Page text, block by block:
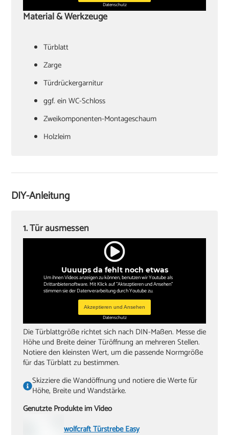
Datenschutz
Material & Werkzeuge
Türblatt
‏Zarge
Türdrückergarnitur
‏ggf. ein WC-Schloss
Zweikomponenten-Montageschaum
‏Holzleim
Papierschablone für Türdrückermontage
‏Kreuzschlitzschraubendreher
‏Wasserwaagen (60 cm, 180 cm)
‏Zollstock
‏Akkuschrauber oder Bohrmaschine
‏Inbusschlüssel, Größe 4
DIY-Anleitung
Uuuups da fehlt noch etwas
Um ihnen Videos anzeigen zu können, benutzen wir Youtube als
Drittanbietersoftware. Mit Klick auf "Aktezptieren und Ansehen"
stimmen sie der Datenverarbeitung durch Youtube zu.
Akzeptieren und Ansehen
Datenschutz
1. Tür ausmessen
Die Türblattgröße richtet sich nach DIN-Maßen. Messe die
Höhe und Breite deiner Türöffnung an mehreren Stellen.
Notiere den kleinsten Wert, um die passende Normgröße
für das Türblatt zu bestimmen.
Skizziere die Wandöffnung und notiere die Werte für
Höhe, Breite und Wandstärke.
Genutzte Produkte im Video
wolfcraft Türstrebe Easy